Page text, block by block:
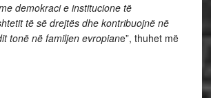
demokraci e institucione të
të së drejtës dhe kontribuojnë në
tonë në familjen evropiane”, thuhet më